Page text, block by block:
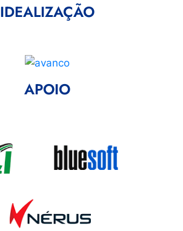
IDEALIZAÇÃO
APOIO